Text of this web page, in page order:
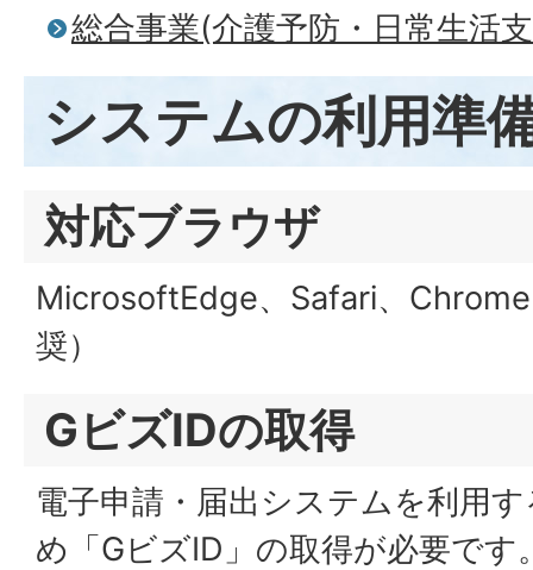
総合事業(介護予防・日常生活
システムの利用準
対応ブラウザ
MicrosoftEdge、Safari、
奨）
GビズIDの取得
電子申請・届出システムを利用
め「GビズID」の取得が必要です